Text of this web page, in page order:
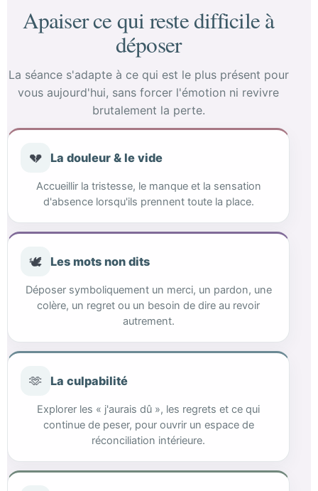
Apaiser ce qui reste difficile à
déposer
La séance s'adapte à ce qui est le plus présent pour
vous aujourd'hui, sans forcer l'émotion ni revivre
brutalement la perte.
💔 La douleur & le vide
Accueillir la tristesse, le manque et la sensation
d'absence lorsqu'ils prennent toute la place.
🕊️ Les mots non dits
Déposer symboliquement un merci, un pardon, une
colère, un regret ou un besoin de dire au revoir
autrement.
🫶 La culpabilité
Explorer les « j'aurais dû », les regrets et ce qui
continue de peser, pour ouvrir un espace de
réconciliation intérieure.